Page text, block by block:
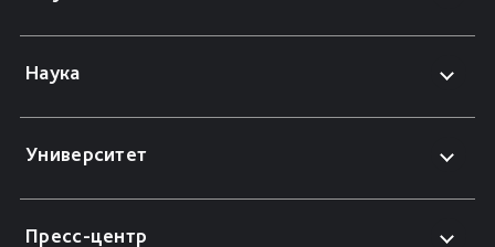
Наука
Университет
Пресс-центр